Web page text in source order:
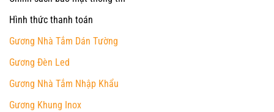
Hình thức thanh toán
Gương Nhà Tắm Dán Tường
Gương Đèn Led
Gương Nhà Tắm Nhập Khẩu
Gương Khung Inox